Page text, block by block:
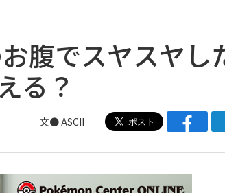
腹でスヤスヤし
る？
文● ASCII